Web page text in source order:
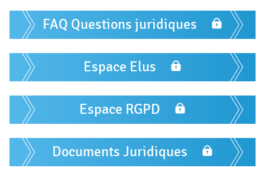
F
r
u
a
i
h
c
h
FAQ Questions juridiques
Espace Elus
Espace RGPD
Documents Juridiques